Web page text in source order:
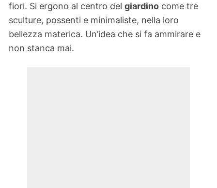
fiori. Si ergono al centro del giardino come tre
sculture, possenti e minimaliste, nella loro
bellezza materica. Un’idea che si fa ammirare e
non stanca mai.